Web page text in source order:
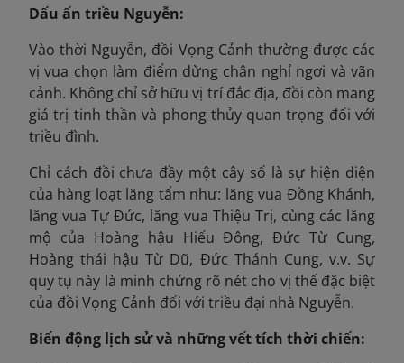
Dấu ấn triều Nguyễn:
Vào thời Nguyễn, đồi Vọng Cảnh thường được các
vị vua chọn làm điểm dừng chân nghỉ ngơi và vãn
cảnh. Không chỉ sở hữu vị trí đắc địa, đồi còn mang
giá trị tinh thần và phong thủy quan trọng đối với
triều đình.
Chỉ cách đồi chưa đầy một cây số là sự hiện diện
của hàng loạt lăng tẩm như: lăng vua Đồng Khánh,
lăng vua Tự Đức, lăng vua Thiệu Trị, cùng các lăng
mộ của Hoàng hậu Hiếu Đông, Đức Từ Cung,
Hoàng thái hậu Từ Dũ, Đức Thánh Cung, v.v. Sự
quy tụ này là minh chứng rõ nét cho vị thế đặc biệt
của đồi Vọng Cảnh đối với triều đại nhà Nguyễn.
Biến động lịch sử và những vết tích thời chiến: